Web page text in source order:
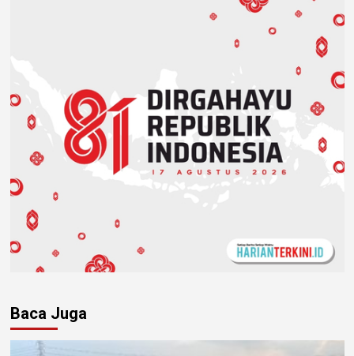
Baca Juga